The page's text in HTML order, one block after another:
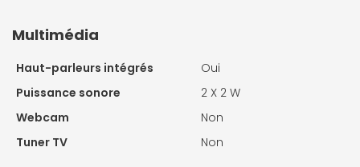
Multimédia
Haut-parleurs intégrés
Oui
Puissance sonore
2 X 2 W
Webcam
Non
Tuner TV
Non